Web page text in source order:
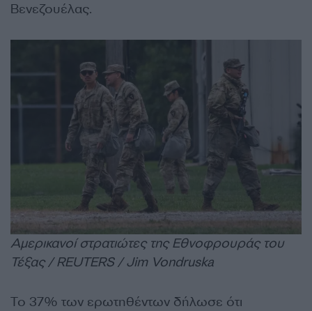
Βενεζουέλας.
Αμερικανοί στρατιώτες της Εθνοφρουράς του
Τέξας / REUTERS / Jim Vondruska
Το 37% των ερωτηθέντων δήλωσε ότι